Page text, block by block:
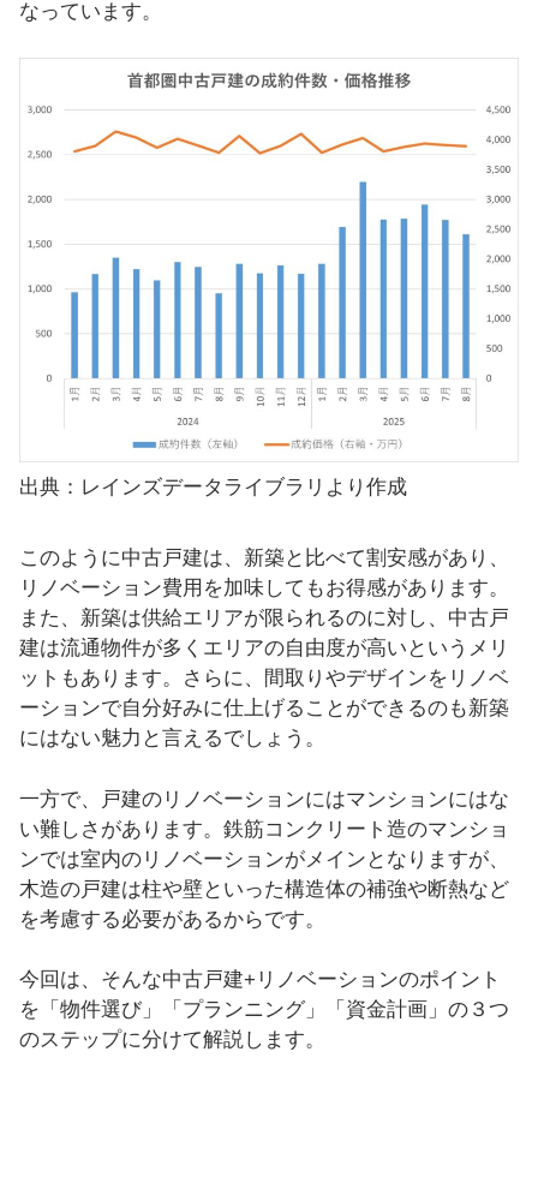
なっています。
出典：レインズデータライブラリより作成
このように中古戸建は、新築と比べて割安感があり、
リノベーション費用を加味してもお得感があります。
また、新築は供給エリアが限られるのに対し、中古戸
建は流通物件が多くエリアの自由度が高いというメリ
ットもあります。さらに、間取りやデザインをリノベ
ーションで自分好みに仕上げることができるのも新築
にはない魅力と言えるでしょう。
一方で、戸建のリノベーションにはマンションにはな
い難しさがあります。鉄筋コンクリート造のマンショ
ンでは室内のリノベーションがメインとなりますが、
木造の戸建は柱や壁といった構造体の補強や断熱など
を考慮する必要があるからです。
今回は、そんな中古戸建+リノベーションのポイント
を「物件選び」「プランニング」「資金計画」の３つ
のステップに分けて解説します。